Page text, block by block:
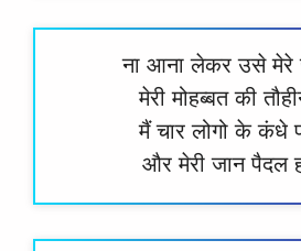
ना आना लेकर उसे मेरे
मेरी मोहब्बत की
मैं चार लोगो के कंधे
और मेरी जान पैदल